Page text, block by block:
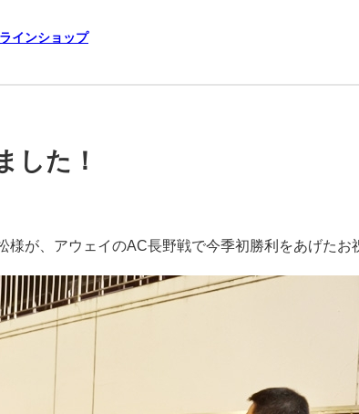
インショップ
した！
が、アウェイのAC長野戦で今季初勝利をあげた